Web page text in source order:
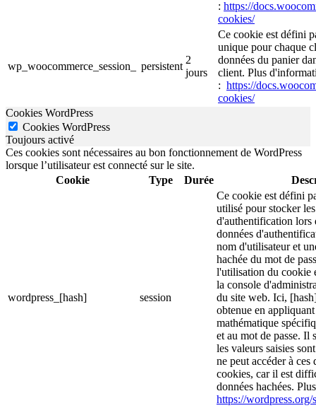
: https://
cookies/
wp_woocommerce_session_ persistent
2
jours
Ce cookie est défini
unique pour chaque
données du panier
client. Plus
: https://
cookies/
Cookies WordPress
Cookies WordPress
Toujours activé
Ces cookies sont nécessaires au bon fonctionnement de WordPress
lorsque l’utilisateur est connecté sur le site.
Cookie
Type Durée
wordpress_[hash] session
Ce cookie est défini
utilisé pour stocker
d'authentification lors
données
nom d'utilisateur et
hachée du mot de
l'utilisation du cookie
la console
du site web. Ici,
obtenue en
mathématique
et au mot de passe. Il
les valeurs saisies
ne peut accéder à ces
cookies, car il est
données hachées.
https://